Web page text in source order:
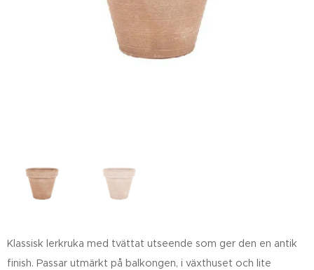
Klassisk lerkruka med tvättat utseende som ger den en antik
finish. Passar utmärkt på balkongen, i växthuset och lite